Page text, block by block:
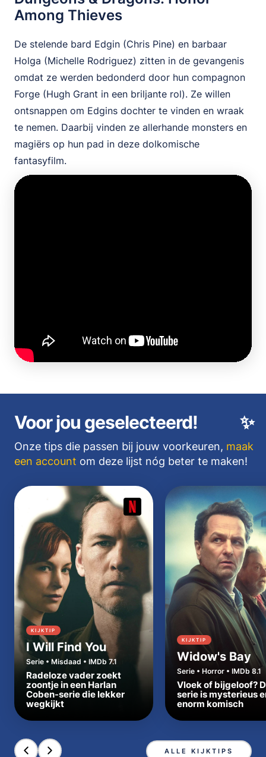
Among Thieves
De stelende bard Edgin (Chris Pine) en barbaar
Holga (Michelle Rodriguez) zitten in de gevangenis
omdat ze werden bedonderd door hun compagnon
Forge (Hugh Grant in een briljante rol). Ze willen
ontsnappen om Edgins dochter te vinden en wraak
te nemen. Daarbij vinden ze allerhande monsters en
magiërs op hun pad in deze dolkomische
fantasyfilm.
✨
Voor jou geselecteerd!
Onze tips die passen bij jouw voorkeuren, maak
een account om deze lijst nóg beter te maken!
KIJKTIP
I Will Find You
Serie • Misdaad • IMDb 7.1
Radeloze vader zoekt
zoontje in een Harlan
Coben-serie die lekker
wegkijkt
KIJKTIP
Widow's Bay
Serie • Horror • IMDb 8.1
Vloek of bijgeloof?
serie is mysterieus
enorm komisch
ALLE KIJKTIPS